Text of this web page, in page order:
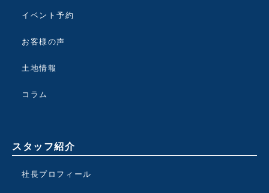
イベント予約
お客様の声
土地情報
コラム
スタッフ紹介
社長プロフィール